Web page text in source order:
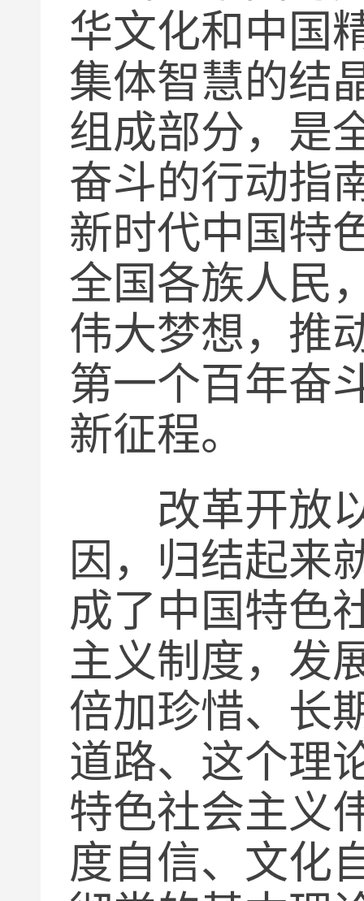
华文化和中国
集体智慧的结
组成部分，是
奋斗的行动指
新时代中国特
全国各族人民
伟大梦想，推
第一个百年奋
新征程。
改革开放以
因，归结起来
成了中国特色
主义制度，发
倍加珍惜、长
道路、这个理
特色社会主义
度自信、文化